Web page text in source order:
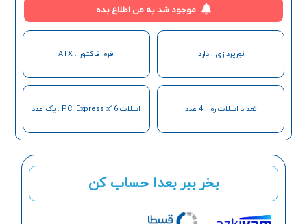
بخر ببر بعدا حساب کن
موجود شد به من اطلاع بده
نورپردازی : دارد فرم فاکتور : ATX
تعداد اسلات رم : 4 عدد اسلات PCI Express x16 : یک عدد